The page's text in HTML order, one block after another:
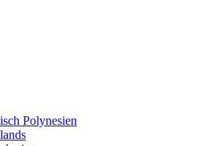
Polynesien